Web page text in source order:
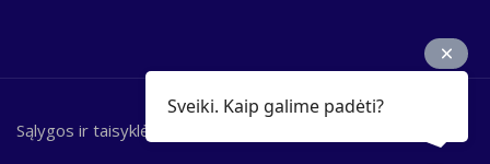
Bottom
Sąlygos ir taisyklės
Sveiki. Kaip galime padėti?